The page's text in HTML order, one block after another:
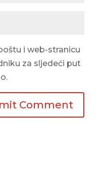
i web-stranicu
za sljedeći put